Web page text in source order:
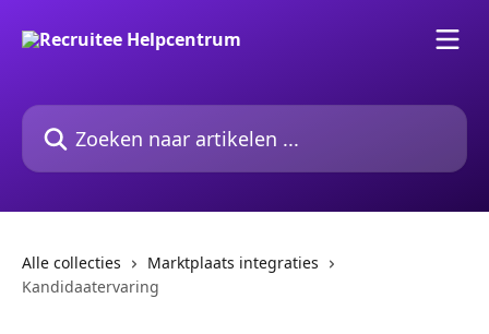
Zoeken naar artikelen ...
Alle collecties
Marktplaats integraties
Kandidaatervaring